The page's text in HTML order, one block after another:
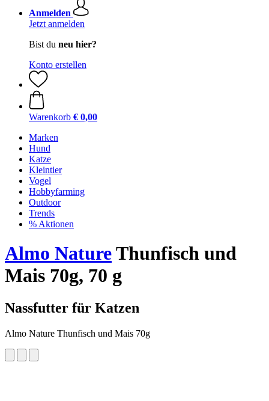
Anmelden
Jetzt anmelden
Bist du neu hier?
Konto erstellen
Warenkorb € 0,00
Marken
Hund
Katze
Kleintier
Vogel
Hobbyfarming
Outdoor
Trends
% Aktionen
Almo NatureThunfisch und
Mais 70g, 70 g
Nassfutter für Katzen
Almo Nature Thunfisch und Mais 70g